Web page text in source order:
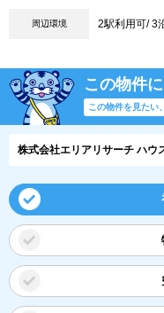
周辺環境 2駅利用可/ 3
この物件
この物件を見たい
株式会社エリアリサーチ ハウ